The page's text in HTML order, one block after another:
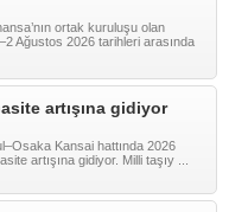
ortak kuruluşu olan
Ağustos 2026 tarihleri arasında
artışına gidiyor
Kansai hattında 2026
artışına gidiyor. Milli taşıy ...